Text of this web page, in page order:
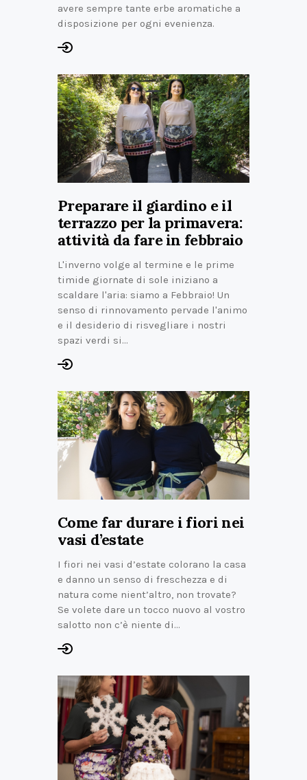
avere sempre tante erbe aromatiche a
disposizione per ogni evenienza.
Preparare il giardino e il
terrazzo per la primavera:
attività da fare in febbraio
L'inverno volge al termine e le prime
timide giornate di sole iniziano a
scaldare l'aria: siamo a Febbraio! Un
senso di rinnovamento pervade l'animo
e il desiderio di risvegliare i nostri
spazi verdi si…
Come far durare i fiori nei
vasi d’estate
I fiori nei vasi d’estate colorano la casa
e danno un senso di freschezza e di
natura come nient’altro, non trovate?
Se volete dare un tocco nuovo al vostro
salotto non c’è niente di…